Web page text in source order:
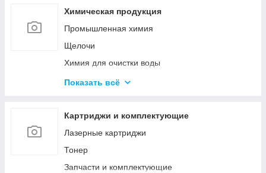
Химическая продукция
Промышленная химия
Щелочи
Химия для очистки воды
Материалы для бурения и эксплуатации
Показать всё
Картриджи и комплектующие
Лазерные картриджи
Тонер
Запчасти и комплектующие